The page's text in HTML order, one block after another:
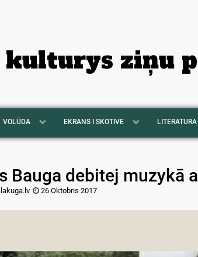
ziņu
VOLŪDA EKRANS I SKOTIVE LITERATURA
Bauga debitej muzykā
26 Oktobris 2017